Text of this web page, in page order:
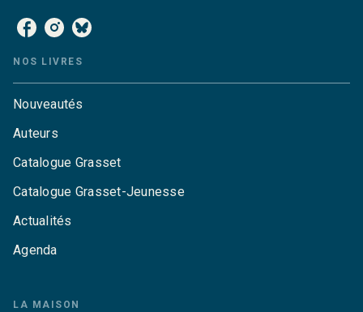
NOS LIVRES
Nouveautés
Auteurs
Catalogue Grasset
Catalogue Grasset-Jeunesse
Actualités
Agenda
LA MAISON